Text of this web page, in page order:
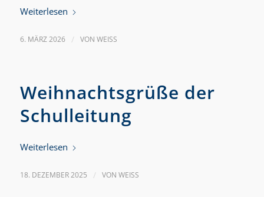
Weiterlesen
6. MÄRZ 2026 / VON WEISS
Weihnachtsgrüße der
Schulleitung
Weiterlesen
18. DEZEMBER 2025 / VON WEISS